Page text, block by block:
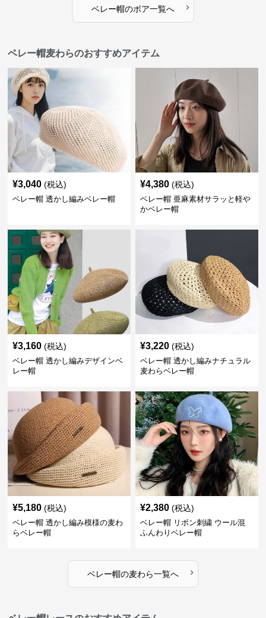
ベレー帽のボア一覧へ ›
ベレー帽麦わらのおすすめアイテム
¥3,040 (税込)
ベレー帽 透かし編みベレー帽
¥4,380 (税込)
ベレー帽 亜麻素材サラッと軽や
かベレー帽
¥3,160 (税込)
ベレー帽 透かし編みデザインベ
レー帽
¥3,220 (税込)
ベレー帽 透かし編みナチュラル
麦わらベレー帽
¥5,180 (税込)
ベレー帽 透かし編み模様の麦わ
らベレー帽
¥2,380 (税込)
ベレー帽 リボン刺繍 ウール混
ふんわりベレー帽
ベレー帽の麦わら一覧へ ›